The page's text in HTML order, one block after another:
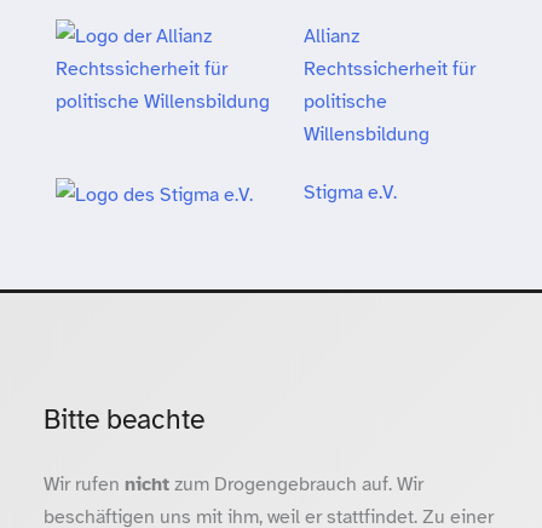
Allianz
Rechtssicherheit für
politische
Willensbildung
Stigma e.V.
Bitte beachte
Wir rufen nichtzum Drogengebrauch auf. Wir
beschäftigen uns mit ihm, weil er stattfindet. Zu einer